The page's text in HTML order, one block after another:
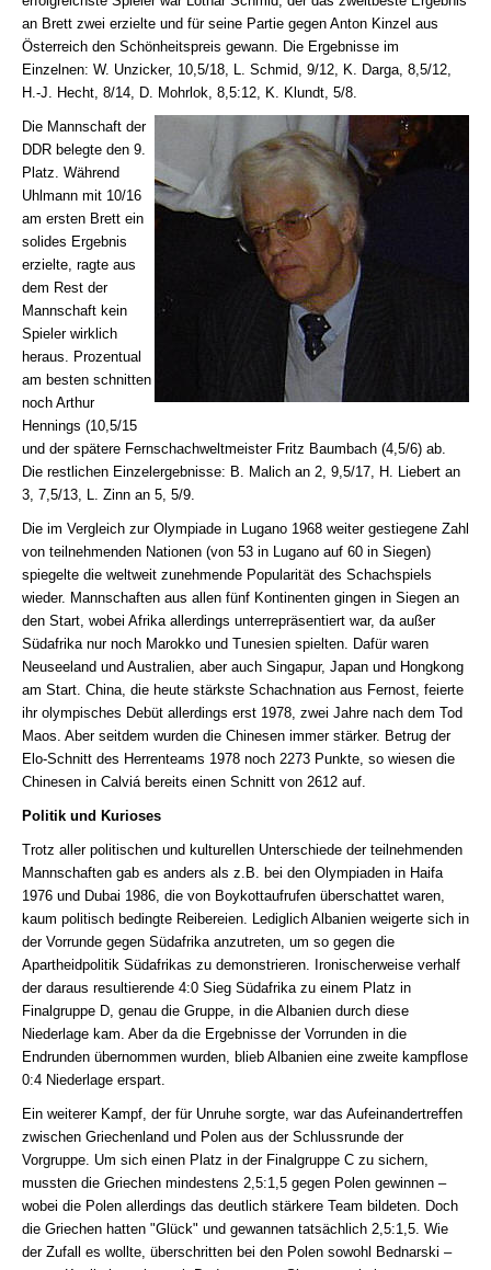
an Brett zwei erzielte und für seine Partie gegen Anton Kinzel aus
Österreich den Schönheitspreis gewann. Die Ergebnisse im
Einzelnen: W. Unzicker, 10,5/18, L. Schmid, 9/12, K. Darga, 8,5/12,
H.-J. Hecht, 8/14, D. Mohrlok, 8,5:12, K. Klundt, 5/8.
Die Mannschaft der
DDR belegte den 9.
Platz. Während
Uhlmann mit 10/16
am ersten Brett ein
solides Ergebnis
erzielte, ragte aus
dem Rest der
Mannschaft kein
Spieler wirklich
heraus. Prozentual
am besten schnitten
noch Arthur
Hennings (10,5/15
und der spätere Fernschachweltmeister Fritz Baumbach (4,5/6) ab.
Die restlichen Einzelergebnisse: B. Malich an 2, 9,5/17, H. Liebert an
3, 7,5/13, L. Zinn an 5, 5/9.
Die im Vergleich zur Olympiade in Lugano 1968 weiter gestiegene Zahl
von teilnehmenden Nationen (von 53 in Lugano auf 60 in Siegen)
spiegelte die weltweit zunehmende Popularität des Schachspiels
wieder. Mannschaften aus allen fünf Kontinenten gingen in Siegen an
den Start, wobei Afrika allerdings unterrepräsentiert war, da außer
Südafrika nur noch Marokko und Tunesien spielten. Dafür waren
Neuseeland und Australien, aber auch Singapur, Japan und Hongkong
am Start. China, die heute stärkste Schachnation aus Fernost, feierte
ihr olympisches Debüt allerdings erst 1978, zwei Jahre nach dem Tod
Maos. Aber seitdem wurden die Chinesen immer stärker. Betrug der
Elo-Schnitt des Herrenteams 1978 noch 2273 Punkte, so wiesen die
Chinesen in Calviá bereits einen Schnitt von 2612 auf.
Politik und Kurioses
Trotz aller politischen und kulturellen Unterschiede der teilnehmenden
Mannschaften gab es anders als z.B. bei den Olympiaden in Haifa
1976 und Dubai 1986, die von Boykottaufrufen überschattet waren,
kaum politisch bedingte Reibereien. Lediglich Albanien weigerte sich in
der Vorrunde gegen Südafrika anzutreten, um so gegen die
Apartheidpolitik Südafrikas zu demonstrieren. Ironischerweise verhalf
der daraus resultierende 4:0 Sieg Südafrika zu einem Platz in
Finalgruppe D, genau die Gruppe, in die Albanien durch diese
Niederlage kam. Aber da die Ergebnisse der Vorrunden in die
Endrunden übernommen wurden, blieb Albanien eine zweite kampflose
0:4 Niederlage erspart.
Ein weiterer Kampf, der für Unruhe sorgte, war das Aufeinandertreffen
zwischen Griechenland und Polen aus der Schlussrunde der
Vorgruppe. Um sich einen Platz in der Finalgruppe C zu sichern,
mussten die Griechen mindestens 2,5:1,5 gegen Polen gewinnen –
wobei die Polen allerdings das deutlich stärkere Team bildeten. Doch
die Griechen hatten "Glück" und gewannen tatsächlich 2,5:1,5. Wie
der Zufall es wollte, überschritten bei den Polen sowohl Bednarski –